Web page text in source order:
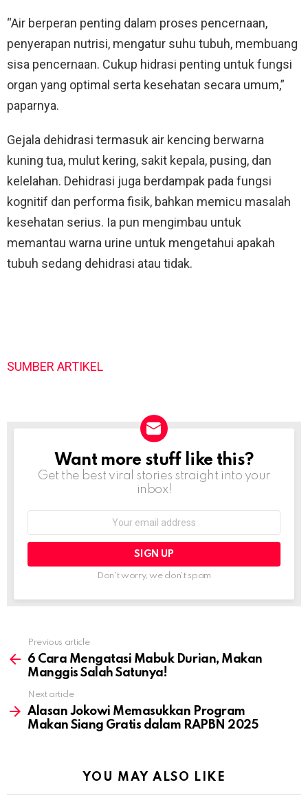
“Air berperan penting dalam proses pencernaan,
penyerapan nutrisi, mengatur suhu tubuh, membuang
sisa pencernaan. Cukup hidrasi penting untuk fungsi
organ yang optimal serta kesehatan secara umum,”
paparnya.
Gejala dehidrasi termasuk air kencing berwarna
kuning tua, mulut kering, sakit kepala, pusing, dan
kelelahan. Dehidrasi juga berdampak pada fungsi
kognitif dan performa fisik, bahkan memicu masalah
kesehatan serius. Ia pun mengimbau untuk
memantau warna urine untuk mengetahui apakah
tubuh sedang dehidrasi atau tidak.
SUMBER ARTIKEL
NEWSLETTER
Want more stuff like this?
Get the best viral stories straight into your
inbox!
Don't worry, we don't spam
more
Previous article
6 Cara Mengatasi Mabuk Durian, Makan
Manggis Salah Satunya!
Next article
Alasan Jokowi Memasukkan Program
Makan Siang Gratis dalam RAPBN 2025
YOU MAY ALSO LIKE